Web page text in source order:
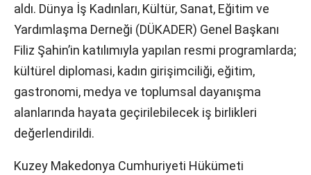
aldı. Dünya İş Kadınları, Kültür, Sanat, Eğitim ve
Yardımlaşma Derneği (DÜKADER) Genel Başkanı
Filiz Şahin’in katılımıyla yapılan resmi programlarda;
kültürel diplomasi, kadın girişimciliği, eğitim,
gastronomi, medya ve toplumsal dayanışma
alanlarında hayata geçirilebilecek iş birlikleri
değerlendirildi.
Kuzey Makedonya Cumhuriyeti Hükümeti